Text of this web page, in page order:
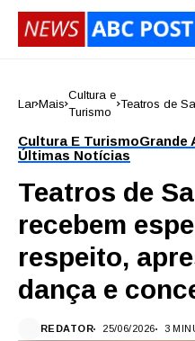
Lar Mais
Cultura e
Turismo
Teatros de
concerto
Cultura E TurismoGrande
Últimas Notícias
Teatros de
recebem
respeito,
dança e
REDATOR 25/06/2026 3